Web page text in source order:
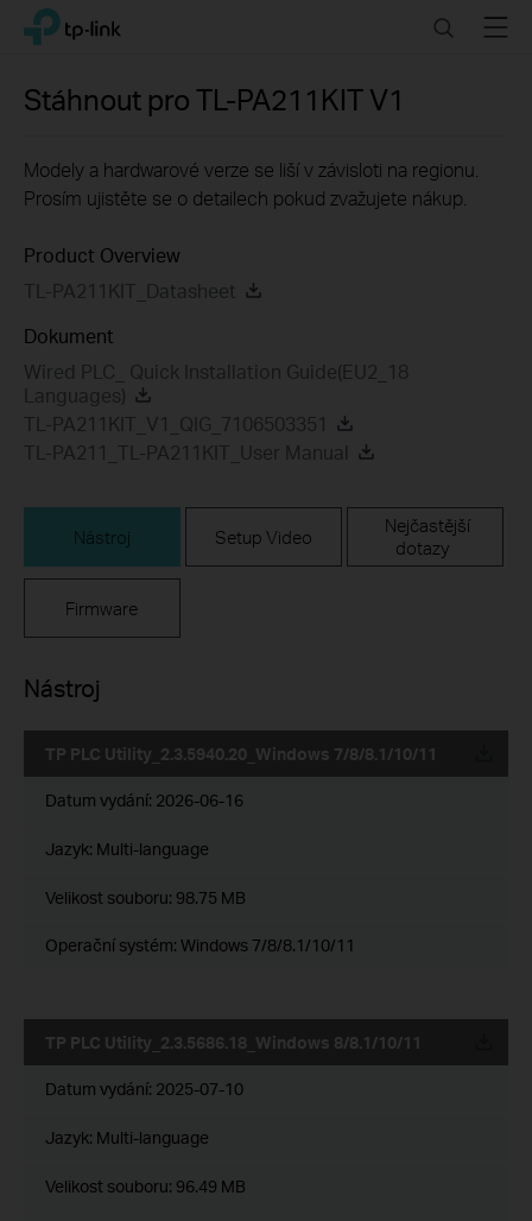
Click
navigation
TP-Link, Reliably Smart SearchMenu
Stáhnout proTL-PA211KITV1
Modely a hardwarové verze se liší v závisloti na regionu.
Prosím ujistěte se o detailech pokud zvažujete nákup.
Product Overview
TL-PA211KIT_Datasheet
Dokument
Wired PLC_ Quick Installation Guide(EU2_18
Languages)
TL-PA211KIT_V1_QIG_7106503351
TL-PA211_TL-PA211KIT_User Manual
Nástroj Setup Video
Nejčastější
dotazy
Firmware
Nástroj
TP PLC Utility_2.3.5940.20_Windows 7/8/8.1/10/11
Datum vydání: 2026-06-16
Jazyk: Multi-language
Velikost souboru: 98.75 MB
Operační systém: Windows 7/8/8.1/10/11
TP PLC Utility_2.3.5686.18_Windows 8/8.1/10/11
Datum vydání: 2025-07-10
Jazyk: Multi-language
Velikost souboru: 96.49 MB